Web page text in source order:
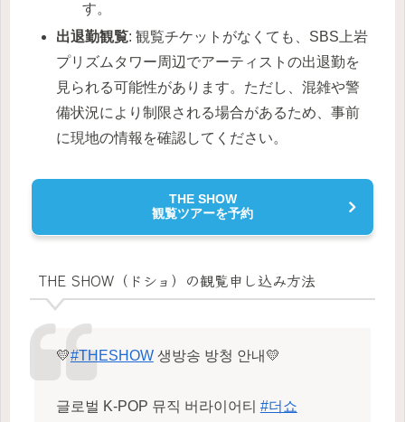
す。
出退勤観覧: 観覧チケットがなくても、SBS上岩
プリズムタワー周辺でアーティストの出退勤を
見られる可能性があります。ただし、混雑や警
備状況により制限される場合があるため、事前
に現地の情報を確認してください。
THE SHOW
観覧ツアーを予約
THE SHOW（ドショ）の観覧申し込み方法
💛#THESHOW생방송 방청 안내💛
글로벌 K-POP 뮤직 버라이어티 #더쇼